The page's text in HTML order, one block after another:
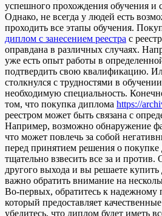
успешного прохождения обучения и
Однако, не всегда у людей есть
проходить все этапы обучения.
диплом с занесением реестра с
оправдана в различных случаях.
уже есть опыт работы в
подтвердить свою квалификацию.
столкнулся с трудностями в
необходимую специальность.
том, что покупка диплома https://
реестром может быть связана с
Например, возможно обнаружение
что может повлечь за собой
перед принятием решения о покупке
тщательно взвесить все за и против.
другого выхода и вы решаете
важно обратить внимание на
Во-первых, обратитесь к надежному
который предоставляет
убедитесь, что диплом будет иметь